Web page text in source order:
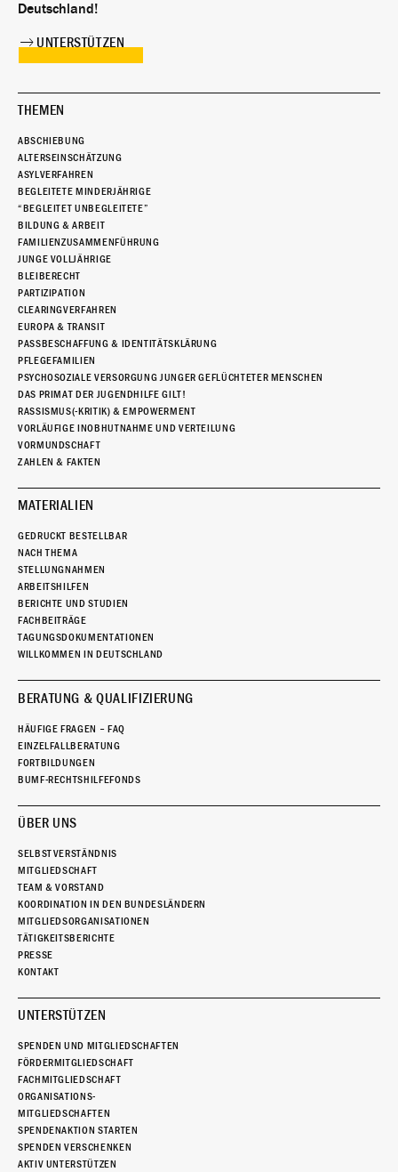
Deutschland!
UNTERSTÜTZEN
THEMEN
ABSCHIEBUNG
ALTERSEINSCHÄTZUNG
ASYLVERFAHREN
BEGLEITETE MINDERJÄHRIGE
“BEGLEITET UNBEGLEITETE”
BILDUNG & ARBEIT
FAMILIENZUSAMMENFÜHRUNG
JUNGE VOLLJÄHRIGE
BLEIBERECHT
PARTIZIPATION
CLEARINGVERFAHREN
EUROPA & TRANSIT
PASSBESCHAFFUNG & IDENTITÄTSKLÄRUNG
PFLEGEFAMILIEN
PSYCHOSOZIALE VERSORGUNG JUNGER GEFLÜCHTETER MENSCHEN
DAS PRIMAT DER JUGENDHILFE GILT!
RASSISMUS(-KRITIK) & EMPOWERMENT
VORLÄUFIGE INOBHUTNAHME UND VERTEILUNG
VORMUNDSCHAFT
ZAHLEN & FAKTEN
MATERIALIEN
GEDRUCKT BESTELLBAR
NACH THEMA
STELLUNGNAHMEN
ARBEITSHILFEN
BERICHTE UND STUDIEN
FACHBEITRÄGE
TAGUNGSDOKUMENTATIONEN
WILLKOMMEN IN DEUTSCHLAND
BERATUNG & QUALIFIZIERUNG
HÄUFIGE FRAGEN – FAQ
EINZELFALLBERATUNG
FORTBILDUNGEN
BUMF-RECHTSHILFEFONDS
ÜBER UNS
SELBSTVERSTÄNDNIS
MITGLIEDSCHAFT
TEAM & VORSTAND
KOORDINATION IN DEN BUNDESLÄNDERN
MITGLIEDSORGANISATIONEN
TÄTIGKEITSBERICHTE
PRESSE
KONTAKT
UNTERSTÜTZEN
SPENDEN UND MITGLIEDSCHAFTEN
FÖRDERMITGLIEDSCHAFT
FACHMITGLIEDSCHAFT
ORGANISATIONS-
MITGLIEDSCHAFTEN
SPENDENAKTION STARTEN
SPENDEN VERSCHENKEN
AKTIV UNTERSTÜTZEN